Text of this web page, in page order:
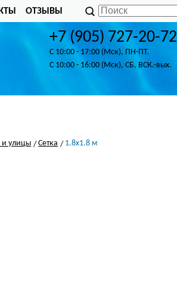
ОТЗЫВЫ
+7 (905) 727-20-72
C 10:00 - 17:00 (Мск), ПН-ПТ.
C 10:00 - 16:00 (Мск), СБ, ВСК.-вых.
и улицы Сетка 1.8х1.8 м